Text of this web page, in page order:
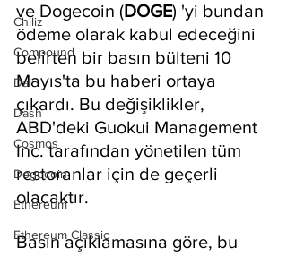
Chiliz
Compound
Dai
Dash
Cosmos
Dogecoin
Ethereum
Ethereum Classic
ve Dogecoin (DOGE) 'yi bundan
ödeme olarak kabul edeceğini
belirten bir basın bülteni 10
Mayıs'ta bu haberi ortaya
çıkardı. Bu değişiklikler,
ABD'deki Guokui Management
Inc. tarafından yönetilen tüm
restoranlar için de geçerli
olacaktır.
Basın açıklamasına göre, bu